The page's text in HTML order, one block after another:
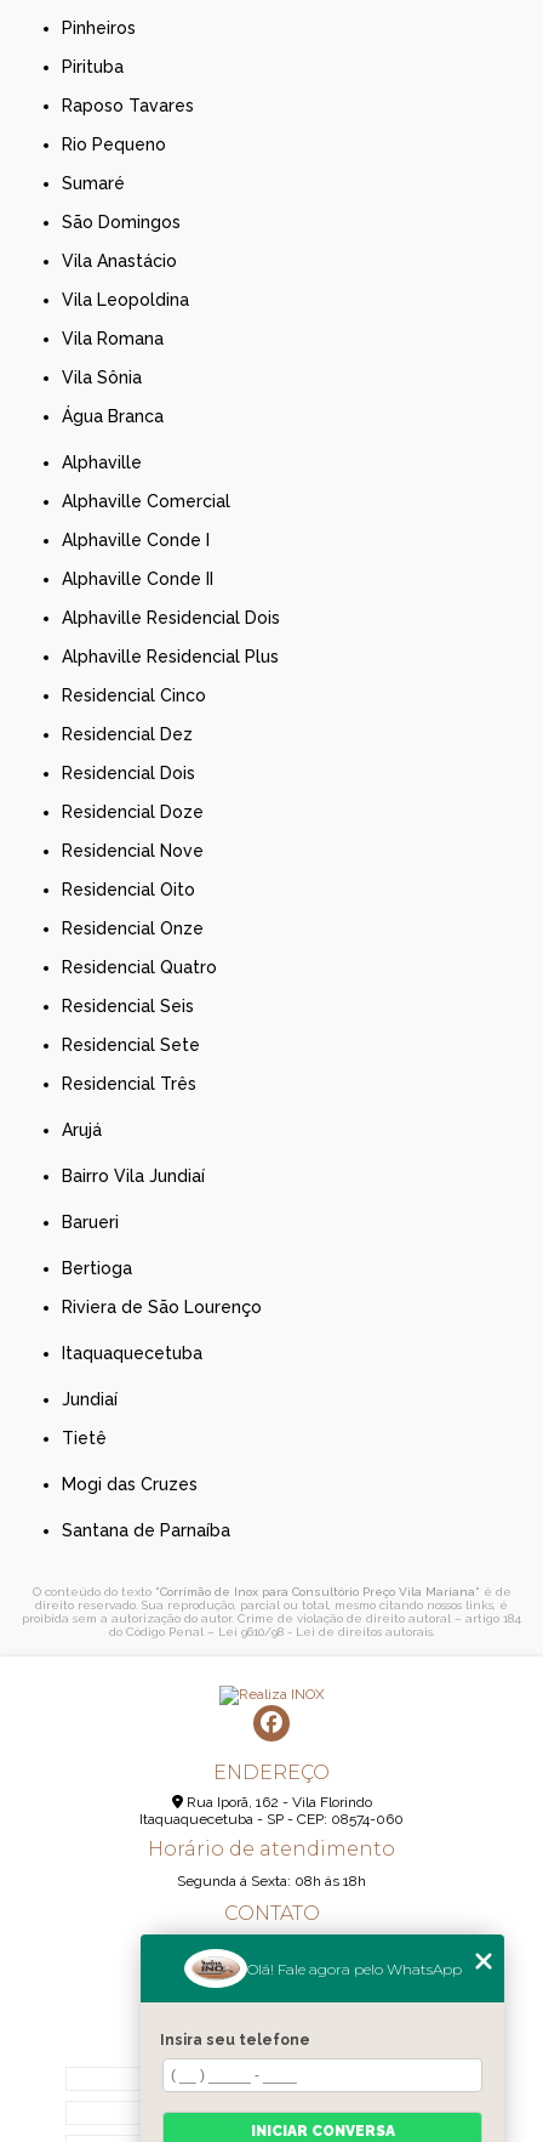
Pinheiros
Pirituba
Raposo Tavares
Rio Pequeno
Sumaré
São Domingos
Vila Anastácio
Vila Leopoldina
Vila Romana
Vila Sônia
Água Branca
Alphaville
Alphaville Comercial
Alphaville Conde I
Alphaville Conde II
Alphaville Residencial Dois
Alphaville Residencial Plus
Residencial Cinco
Residencial Dez
Residencial Dois
Residencial Doze
Residencial Nove
Residencial Oito
Residencial Onze
Residencial Quatro
Residencial Seis
Residencial Sete
Residencial Três
Arujá
Bairro Vila Jundiaí
Barueri
Bertioga
Riviera de São Lourenço
Itaquaquecetuba
Jundiaí
Tietê
Mogi das Cruzes
Santana de Parnaíba
O conteúdo do texto "Corrimão de Inox para Consultório Preço Vila Mariana" é de
direito reservado. Sua reprodução, parcial ou total, mesmo citando nossos links, é
proibida sem a autorização do autor. Crime de violação de direito autoral – artigo 184
do Código Penal – Lei 9610/98 - Lei de direitos autorais.
ENDEREÇO
Rua Iporã, 162 - Vila Florindo
Itaquaquecetuba - SP - CEP: 08574-060
Horário de atendimento
Segunda á Sexta: 08h ás 18h
CONTATO
(11) 98189-1344
MENU
HOME
QUEM SOMOS
Olá! Fale agora pelo WhatsApp
Insira seu telefone
INICIAR CONVERSA